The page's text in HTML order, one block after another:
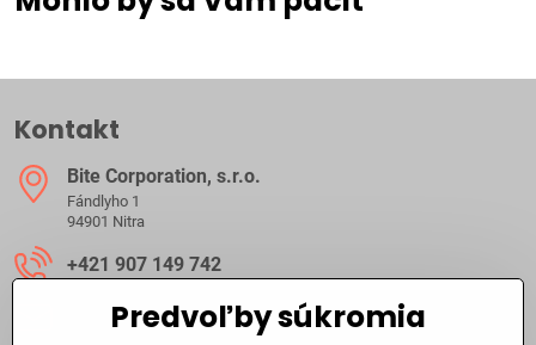
Kontakt
Bite Corporation, s​.r​.o​.
Fándlyho 1
94901 Nitra
+421 907 149 742
ibite​@ibite​.sk
Predvoľby súkromia